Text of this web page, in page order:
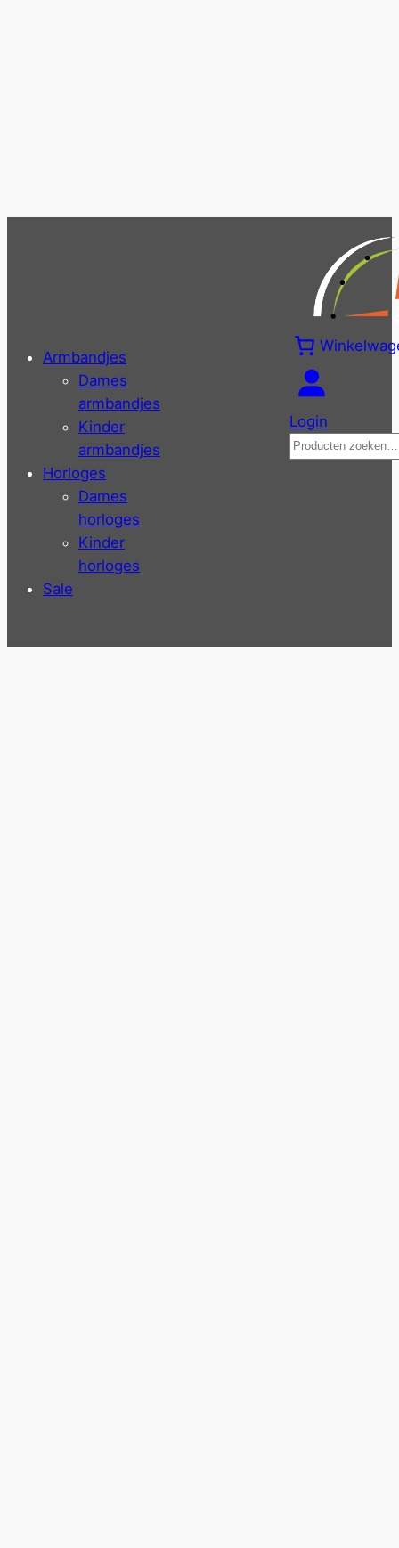
Armbandjes
Dames
armbandjes
Kinder
armbandjes
Horloges
Dames
horloges
Kinder
horloges
Sale
Login
Zoeken